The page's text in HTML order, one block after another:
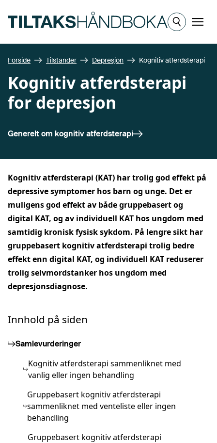
Meny
Forside Tilstander Depresjon Kognitiv atferdsterapi
Kognitiv atferdsterapi
for depresjon
Generelt om kognitiv atferdsterapi
Kognitiv atferdsterapi (KAT) har trolig god effekt på
depressive symptomer hos barn og unge. Det er
muligens god effekt av både gruppebasert og
digital KAT, og av individuell KAT hos ungdom med
samtidig kronisk fysisk sykdom. På lengre sikt har
gruppebasert kognitiv atferdsterapi trolig bedre
effekt enn digital KAT, og individuell KAT reduserer
trolig selvmordstanker hos ungdom med
depresjonsdiagnose.
Innhold på siden
Samlevurderinger
Kognitiv atferdsterapi sammenliknet med
vanlig eller ingen behandling
Gruppebasert kognitiv atferdsterapi
sammenliknet med venteliste eller ingen
behandling
Gruppebasert kognitiv atferdsterapi